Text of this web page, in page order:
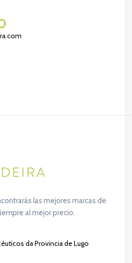
las mejores marcas de
al mejor precio.